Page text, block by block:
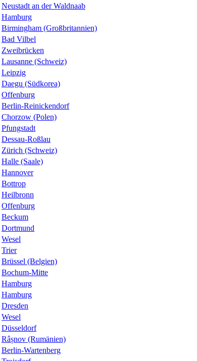
Neustadt an der Waldnaab
Hamburg
Birmingham (Großbritannien)
Bad Vilbel
Zweibrücken
Lausanne (Schweiz)
Leipzig
Daegu (Südkorea)
Offenburg
Berlin-Reinickendorf
Chorzow (Polen)
Pfungstadt
Dessau-Roßlau
Zürich (Schweiz)
Halle (Saale)
Hannover
Bottrop
Heilbronn
Offenburg
Beckum
Dortmund
Wesel
Trier
Brüssel (Belgien)
Bochum-Mitte
Hamburg
Hamburg
Dresden
Wesel
Düsseldorf
Râșnov (Rumänien)
Berlin-Wartenberg